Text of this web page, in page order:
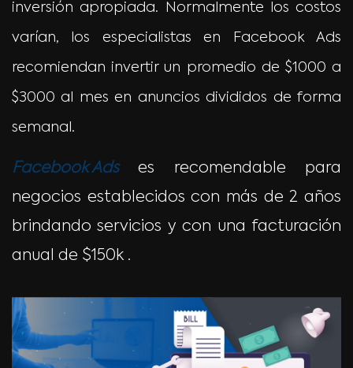
inversión apropiada. Normalmente los costos
varían, los especialistas en Facebook Ads
recomiendan invertir un promedio de $1000 a
$3000 al mes en anuncios divididos de forma
semanal.
Facebook Ads
es recomendable para
negocios establecidos con más de 2 años
brindando servicios y con una facturación
anual de $150k .